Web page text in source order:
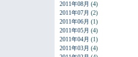
2011年08月 (4)
2011年07月 (2)
2011年06月 (1)
2011年05月 (4)
2011年04月 (1)
2011年03月 (4)